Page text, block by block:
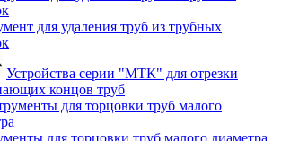
для удаления труб из трубных
Устройства серии "МТК" для отрезки
концов труб
для торцовки труб малого диаметра